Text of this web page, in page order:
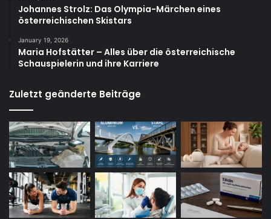
Johannes Strolz: Das Olympia-Märchen eines
österreichischen Skistars
January 19, 2026
Maria Hofstätter – Alles über die österreichische
Schauspielerin und ihre Karriere
Zuletzt geänderte Beiträge